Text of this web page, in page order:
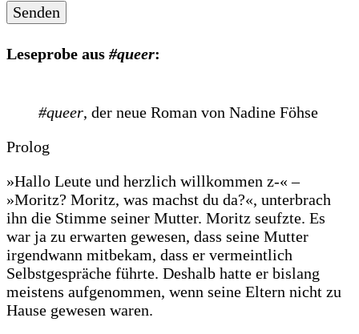
Leseprobe aus #queer:
#queer, der neue Roman von Nadine Föhse
Prolog
»Hallo Leute und herzlich willkommen z-« –
»Moritz? Moritz, was machst du da?«, unterbrach
ihn die Stimme seiner Mutter. Moritz seufzte. Es
war ja zu erwarten gewesen, dass seine Mutter
irgendwann mitbekam, dass er vermeintlich
Selbstgespräche führte. Deshalb hatte er bislang
meistens aufgenommen, wenn seine Eltern nicht zu
Hause gewesen waren.